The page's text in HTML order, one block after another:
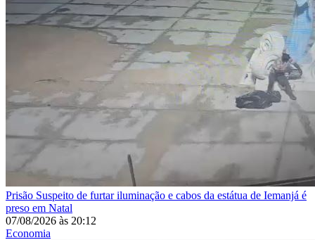
Prisão Suspeito de furtar iluminação e cabos da estátua de Iemanjá é
preso em Natal
07/08/2026 às 20:12
Economia